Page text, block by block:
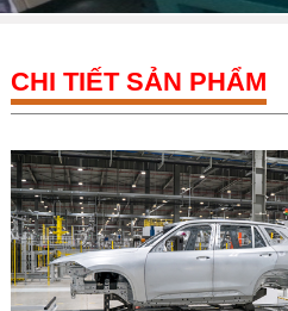
CHI TIẾT SẢN PHẨM